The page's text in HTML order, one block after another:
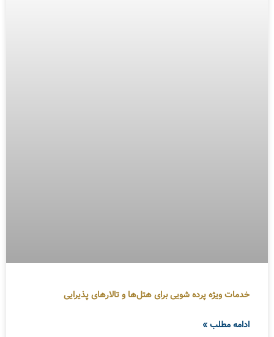
خدمات ویژه پرده شویی برای هتل‌ها و تالارهای پذیرایی
ادامه مطلب »